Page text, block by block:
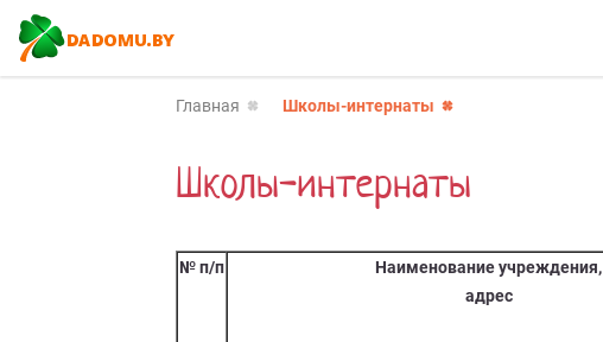
Главная Школы-интернаты
Школы-интернаты
№ п/п
Наименование учреждения,
адрес